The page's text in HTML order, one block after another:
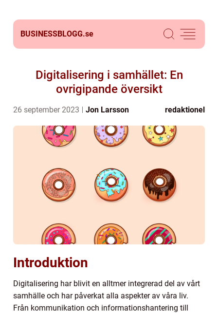
BUSINESSBLOGG.se
Digitalisering i samhället: En
ovrigipande översikt
26 september 2023 Jon Larsson redaktionel
Introduktion
Digitalisering har blivit en alltmer integrerad del av vårt
samhälle och har påverkat alla aspekter av våra liv.
Från kommunikation och informationshantering till